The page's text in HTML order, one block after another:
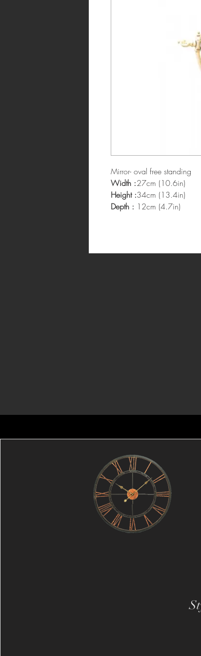
Mirror- oval free standing
Width :27cm (10.6in)
Height :34cm (13.4in)
Depth : 12cm (4.7in)